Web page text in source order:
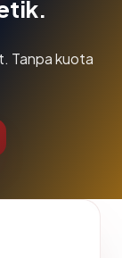
Tanpa kuota